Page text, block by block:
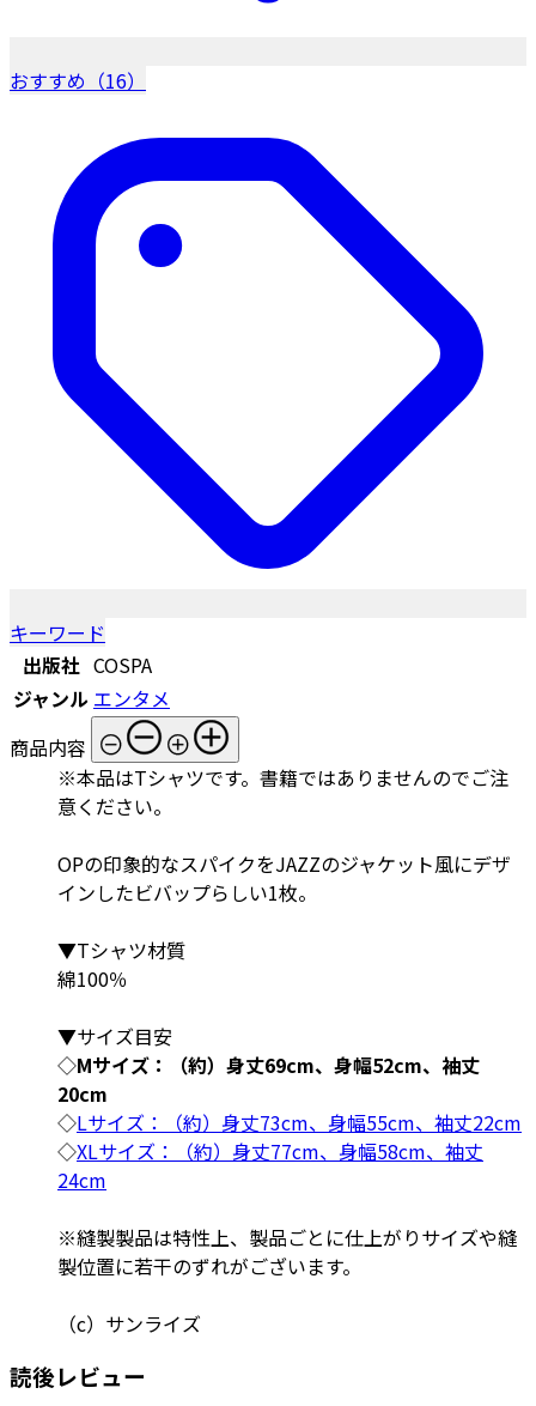
おすすめ（16）
キーワード
出版社 COSPA
ジャンル エンタメ
商品内容
※本品はTシャツです。書籍ではありませんのでご注
意ください。
OPの印象的なスパイクをJAZZのジャケット風にデザ
インしたビバップらしい1枚。
▼Tシャツ材質
綿100％
▼サイズ目安
◇Mサイズ：（約）身丈69cm、身幅52cm、袖丈
20cm
◇Lサイズ：（約）身丈73cm、身幅55cm、袖丈22cm
◇XLサイズ：（約）身丈77cm、身幅58cm、袖丈
24cm
※縫製製品は特性上、製品ごとに仕上がりサイズや縫
製位置に若干のずれがございます。
（c）サンライズ
読後レビュー